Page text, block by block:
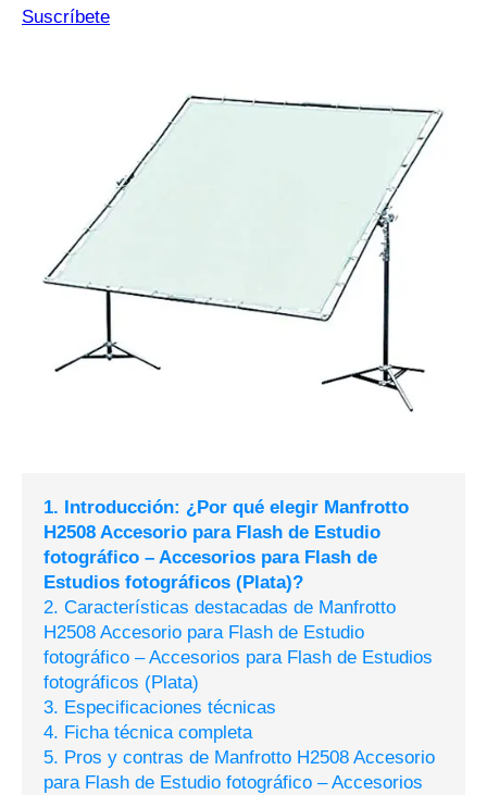
Suscríbete
1. Introducción: ¿Por qué elegir Manfrotto
H2508 Accesorio para Flash de Estudio
fotográfico – Accesorios para Flash de
Estudios fotográficos (Plata)?
2. Características destacadas de Manfrotto
H2508 Accesorio para Flash de Estudio
fotográfico – Accesorios para Flash de Estudios
fotográficos (Plata)
3. Especificaciones técnicas
4. Ficha técnica completa
5. Pros y contras de Manfrotto H2508 Accesorio
para Flash de Estudio fotográfico – Accesorios